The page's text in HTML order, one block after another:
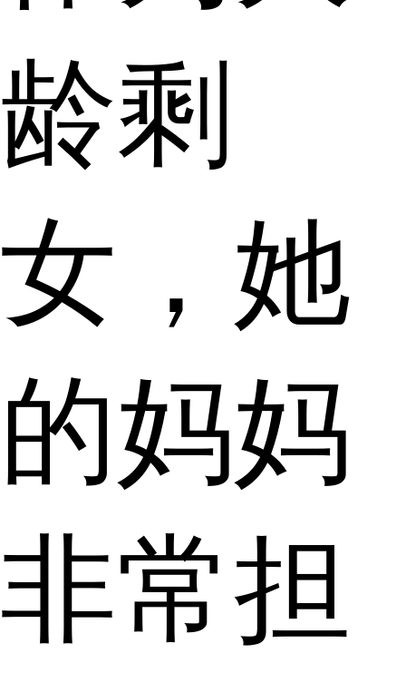
龄剩
女，她
的妈妈
非常担